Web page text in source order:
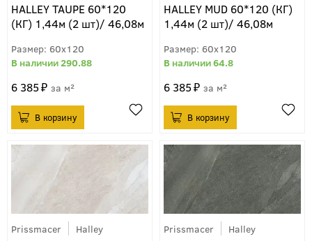
HALLEY TAUPE 60*120
(КГ) 1,44м (2 шт)/ 46,08м
60x120
290.88
6 385 м²
HALLEY MUD 60*120 (КГ)
1,44м (2 шт)/ 46,08м
60x120
64.8
6 385 м²
Prissmacer Halley Prissmacer Halley